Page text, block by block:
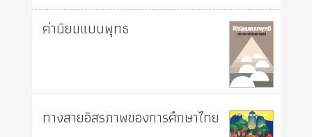
ค่านิยมแบบพุทธ
ทางสายอิสรภาพของการศึกษาไทย